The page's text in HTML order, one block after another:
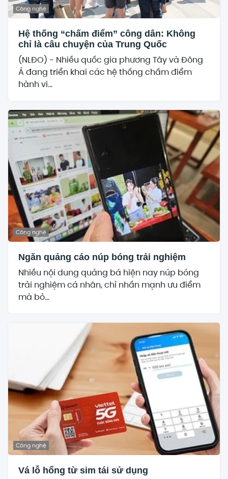
Công nghệ
Hệ thống “chấm điểm” công dân: Không
chỉ là câu chuyện của Trung Quốc
(NLĐO) - Nhiều quốc gia phương Tây và Đông
Á đang triển khai các hệ thống chấm điểm
hành vi...
Công nghệ
Ngăn quảng cáo núp bóng trải nghiệm
Nhiều nội dung quảng bá hiện nay núp bóng
trải nghiệm cá nhân, chỉ nhấn mạnh ưu điểm
mà bỏ...
Công nghệ
Vá lỗ hổng từ sim tái sử dụng